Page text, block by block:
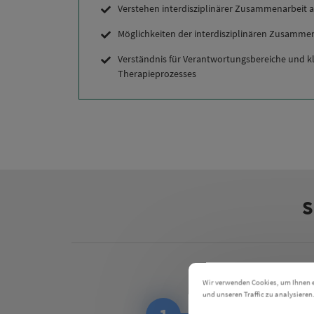
Verstehen interdisziplinärer Zusammenarbeit
Möglichkeiten der interdisziplinären
Verständnis für Verantwortungsbereiche und
Therapieprozesses
Wir verwenden Cookies, um
und unseren Traffic zu